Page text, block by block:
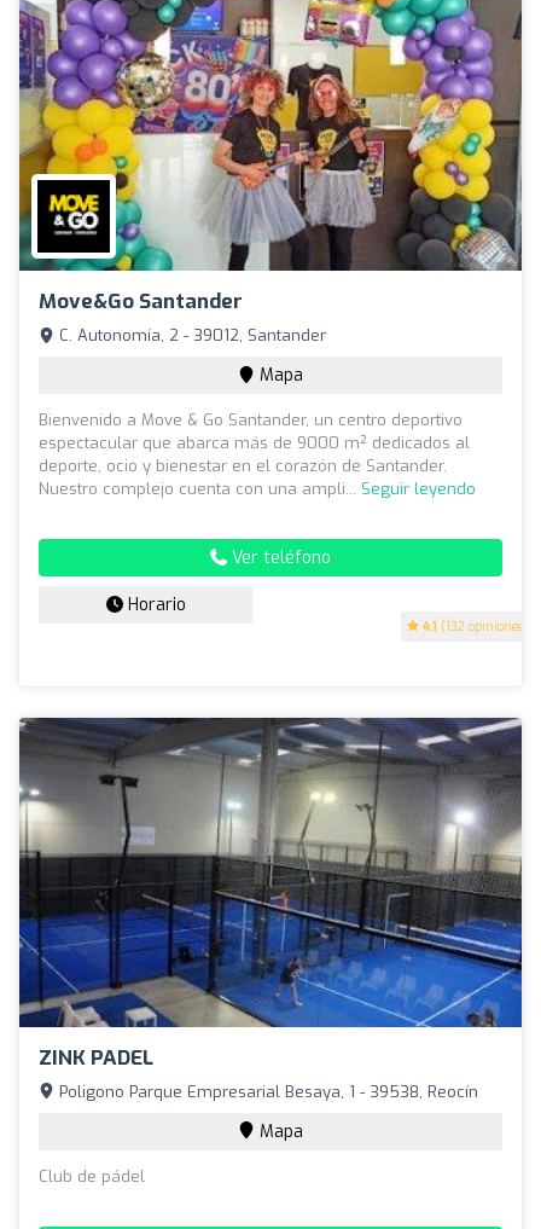
Move&Go Santander
4.1 (132 opiniones)
C. Autonomía, 2 - 39012, Santander
Mapa
Bienvenido a Move & Go Santander, un centro deportivo
espectacular que abarca más de 9000 m² dedicados al
deporte, ocio y bienestar en el corazón de Santander.
Nuestro complejo cuenta con una ampli... Seguir leyendo
Ver teléfono
Horario
ZINK PADEL
Poligono Parque Empresarial Besaya, 1 - 39538, Reocín
Mapa
Club de pádel